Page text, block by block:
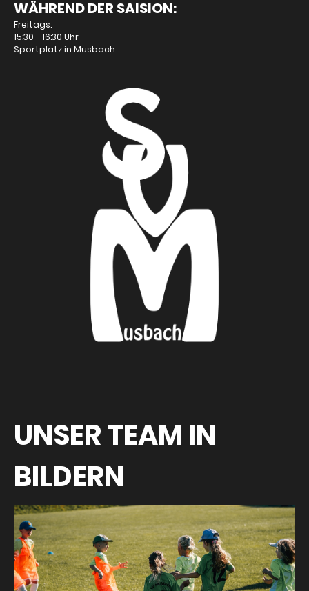
WÄHREND DER SAISION:
Freitags:
15:30 - 16:30 Uhr
Sportplatz in Musbach
UNSER TEAM IN
BILDERN